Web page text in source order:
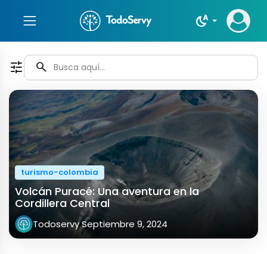
night_sight_auto
tune search
turismo-colombia
Volcán Puracé: Una aventura en la
Cordillera Central
TodoservySeptiembre 9, 2024